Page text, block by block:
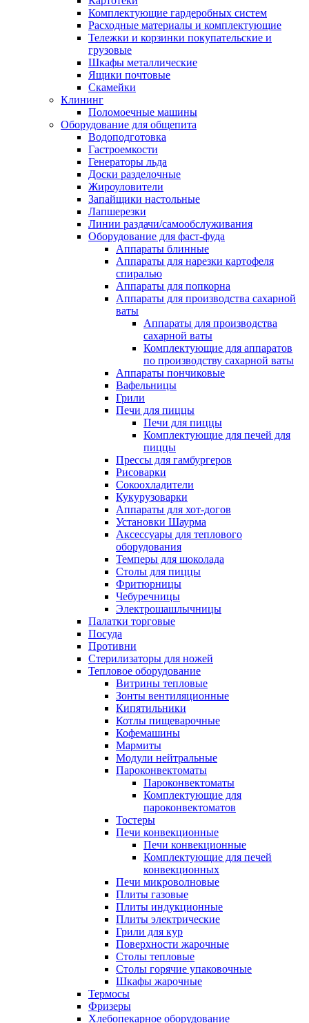
Комплектующие гардеробных систем
Расходные материалы и комплектующие
Тележки и корзинки покупательские и
грузовые
Шкафы металлические
Ящики почтовые
Скамейки
Клининг
Поломоечные машины
Оборудование для общепита
Водоподготовка
Гастроемкости
Генераторы льда
Доски разделочные
Жироуловители
Запайщики настольные
Лапшерезки
Линии раздачи/самообслуживания
Оборудование для фаст-фуда
Аппараты блинные
Аппараты для нарезки картофеля
спиралью
Аппараты для попкорна
Аппараты для производства сахарной
ваты
Аппараты для производства
сахарной ваты
Комплектующие для аппаратов
по производству сахарной ваты
Аппараты пончиковые
Вафельницы
Грили
Печи для пиццы
Печи для пиццы
Комплектующие для печей для
пиццы
Прессы для гамбургеров
Рисоварки
Сокоохладители
Кукурузоварки
Аппараты для хот-догов
Установки Шаурма
Аксессуары для теплового
оборудования
Темперы для шоколада
Столы для пиццы
Фритюрницы
Чебуречницы
Электрошашлычницы
Палатки торговые
Посуда
Противни
Стерилизаторы для ножей
Тепловое оборудование
Витрины тепловые
Зонты вентиляционные
Кипятильники
Котлы пищеварочные
Кофемашины
Мармиты
Модули нейтральные
Пароконвектоматы
Пароконвектоматы
Комплектующие для
пароконвектоматов
Тостеры
Печи конвекционные
Печи конвекционные
Комплектующие для печей
конвекционных
Печи микроволновые
Плиты газовые
Плиты индукционные
Плиты электрические
Грили для кур
Поверхности жарочные
Столы тепловые
Столы горячие упаковочные
Шкафы жарочные
Термосы
Фризеры
Хлебопекарное оборудование